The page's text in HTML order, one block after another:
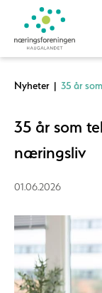
Nyheter | 35 år
35 år som
næringsliv
01.06.2026